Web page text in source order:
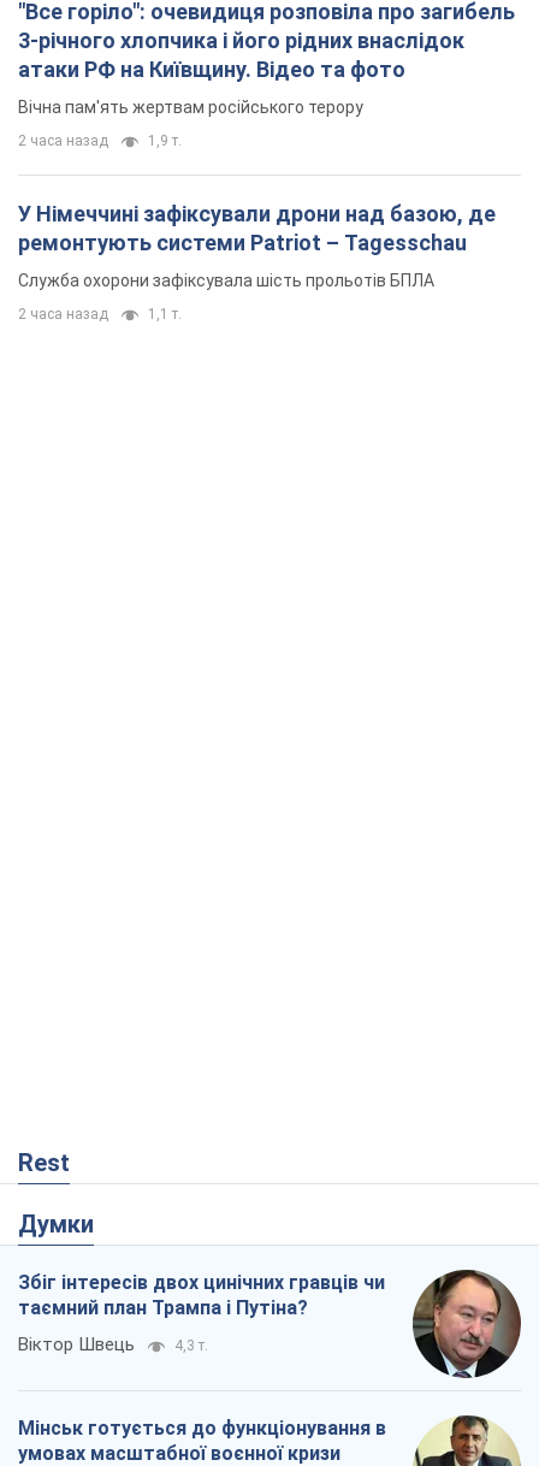
"Все горіло": очевидиця розповіла про загибель
3-річного хлопчика і його рідних внаслідок
атаки РФ на Київщину. Відео та фото
Вічна пам'ять жертвам російського терору
2 часа назад 1,9 т.
У Німеччині зафіксували дрони над базою, де
ремонтують системи Patriot – Tagesschau
Служба охорони зафіксувала шість прольотів БПЛА
2 часа назад 1,1 т.
Rest
Думки
Збіг інтересів двох цинічних гравців чи
таємний план Трампа і Путіна?
Віктор Швець 4,3 т.
Мінськ готується до функціонування в
умовах масштабної воєнної кризи